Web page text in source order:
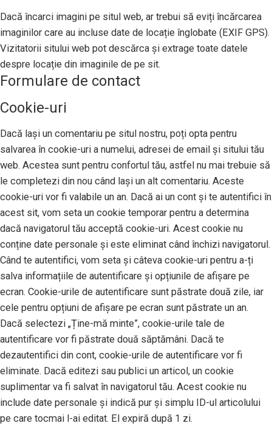
Dacă încarci imagini pe situl web, ar trebui să eviți încărcarea
imaginilor care au incluse date de locație înglobate (EXIF GPS).
Vizitatorii sitului web pot descărca și extrage toate datele
despre locație din imaginile de pe sit.
Formulare de contact
Cookie-uri
Dacă lași un comentariu pe situl nostru, poți opta pentru
salvarea în cookie-uri a numelui, adresei de email și sitului tău
web. Acestea sunt pentru confortul tău, astfel nu mai trebuie să
le completezi din nou când lași un alt comentariu. Aceste
cookie-uri vor fi valabile un an. Dacă ai un cont și te autentifici în
acest sit, vom seta un cookie temporar pentru a determina
dacă navigatorul tău acceptă cookie-uri. Acest cookie nu
conține date personale și este eliminat când închizi navigatorul.
Când te autentifici, vom seta și câteva cookie-uri pentru a-ți
salva informațiile de autentificare și opțiunile de afișare pe
ecran. Cookie-urile de autentificare sunt păstrate două zile, iar
cele pentru opțiuni de afișare pe ecran sunt păstrate un an.
Dacă selectezi „Ține-mă minte”, cookie-urile tale de
autentificare vor fi păstrate două săptămâni. Dacă te
dezautentifici din cont, cookie-urile de autentificare vor fi
eliminate. Dacă editezi sau publici un articol, un cookie
suplimentar va fi salvat în navigatorul tău. Acest cookie nu
include date personale și indică pur și simplu ID-ul articolului
pe care tocmai l-ai editat. El expiră după 1 zi.